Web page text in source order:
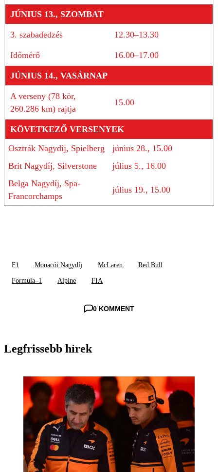
JÚNIUS 13., SZOMBAT
3. szabadedzés 12.30–13.30
Időmérő 16.00–17.00
JÚNIUS 14., VASÁRNAP
A verseny (78 kör,
260.286 km) rajtja
15.00
KÖVETKEZŐ VERSENYEK
Osztrák Nagydíj, Spielberg
június 28., 15.00
Brit Nagydíj, Silverstone
július 5., 16.00
Belga Nagydíj, Spa-
Francorchamps
július 19., 15.00
F1 Monacói Nagydíj McLaren Red Bull
Formula–1 Alpine FIA
0 KOMMENT
Legfrissebb hírek